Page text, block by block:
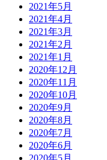
2021年5月
2021年4月
2021年3月
2021年2月
2021年1月
2020年12月
2020年11月
2020年10月
2020年9月
2020年8月
2020年7月
2020年6月
2020年5月